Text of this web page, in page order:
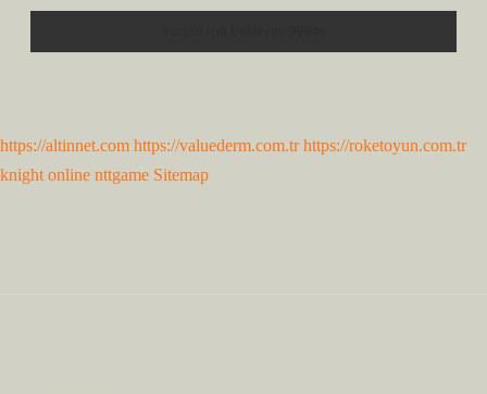
https://altinnet.com https://valuederm.com.tr https://roketoyun.com.tr
knight online nttgame Sitemap